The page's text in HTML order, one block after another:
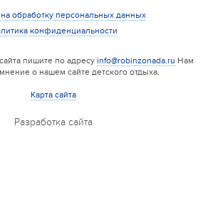
обработку персональных данных
конфиденциальности
пишите по адресу info@robinzonada.ru Нам
о нашем сайте детского отдыха.
Карта сайта
Разработка сайта